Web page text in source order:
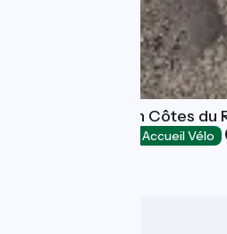
VELOEnologie en Côtes
Accueil Vélo